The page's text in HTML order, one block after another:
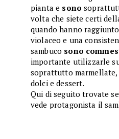
pianta e sono
volta che siete certi
quando hanno
violaceo e una
sambuco sono
importante utilizzarle
soprattutto marmellate,
dolci e dessert.
Qui di seguito trovate
vede protagonista il